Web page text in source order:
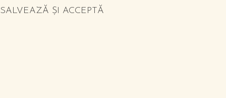
SALVEAZĂ ȘI ACCEPTĂ